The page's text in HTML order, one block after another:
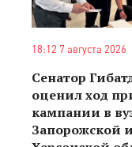
18:12 7 августа 2026
Сенатор
оценил ход
кампании в
Запорожской и